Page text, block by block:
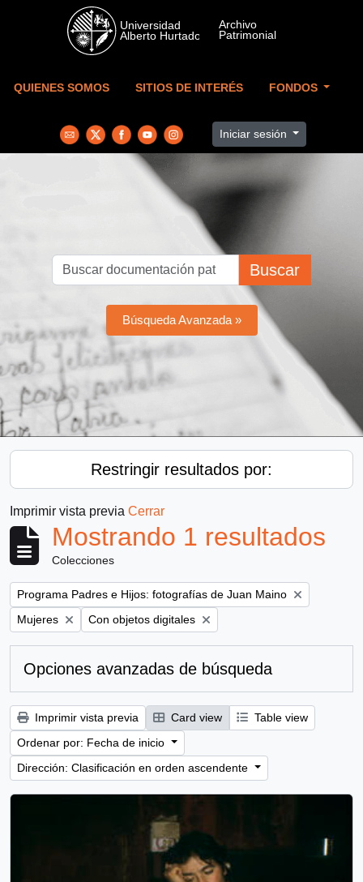
Skip to main content
QUIENES SOMOS SITIOS DE INTERÉS FONDOS
Iniciar sesión
Buscar
Búsqueda Avanzada »
Restringir resultados por:
Imprimir vista previa Cerrar
Mostrando 1 resultados
Colecciones
Remove filter:
Programa Padres e Hijos: fotografías de Juan Maino
Remove filter:
Mujeres Remove filter:
Con objetos digitales
Opciones avanzadas de búsqueda
Imprimir vista previa Card view
Table view
Ordenar por: Fecha de inicio
Dirección: Clasificación en orden ascendente